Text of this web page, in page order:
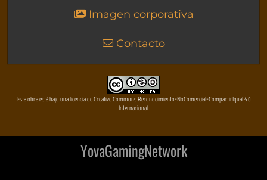
Imagen corporativa
Contacto
Esta obra está bajo una licencia de Creative Commons Reconocimiento-NoComercial-CompartirIgual 4.0
Internacional
YovaGamingNetwork